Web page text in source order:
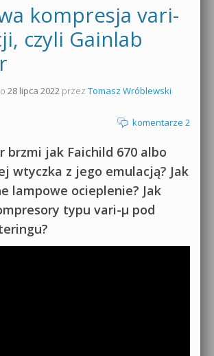
kompresja vari-
czyli Gainlab
28 lipca 2022 przez Tomasz Wróblewski
komentarze 2
brzmi jak Faichild 670 albo
wtyczka z jego emulacją? Jak
lampowe ocieplenie? Jak
typu vari-µ pod